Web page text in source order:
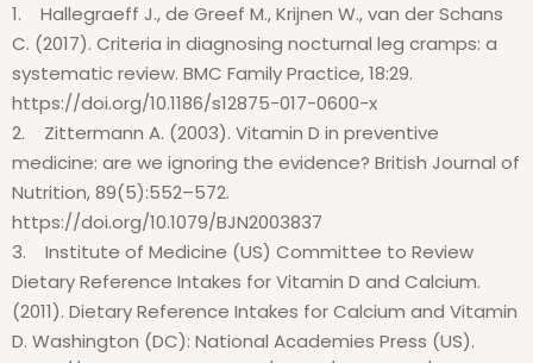
1. Hallegraeff J., de Greef M., Krijnen W., van der Schans
C. (2017). Criteria in diagnosing nocturnal leg cramps: a
systematic review. BMC Family Practice, 18:29.
https://doi.org/10.1186/s12875-017-0600-x
2. Zittermann A. (2003). Vitamin D in preventive
medicine: are we ignoring the evidence? British Journal of
Nutrition, 89(5):552–572.
https://doi.org/10.1079/BJN2003837
3. Institute of Medicine (US) Committee to Review
Dietary Reference Intakes for Vitamin D and Calcium.
(2011). Dietary Reference Intakes for Calcium and Vitamin
D. Washington (DC): National Academies Press (US).